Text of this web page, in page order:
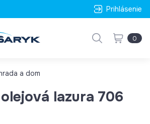
Prihlásenie
0
a dom
lazura 706